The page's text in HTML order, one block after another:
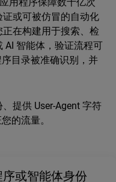
用程序保障数十亿次
或可被仿冒的自动化
在构建用于搜索、检
AI 智能体，验证流程可
目录被准确识别，并
提供 User-Agent 字符
的流量。
或智能体身份